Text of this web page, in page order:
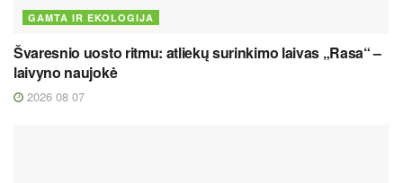
GAMTA IR EKOLOGIJA
Švaresnio uosto ritmu: atliekų surinkimo laivas „Rasa“ –
laivyno naujokė
2026 08 07